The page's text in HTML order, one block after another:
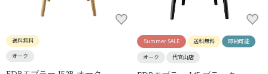
送料無料
オーク
Summer SALE 送料無料 即納可能
オーク 代官山店